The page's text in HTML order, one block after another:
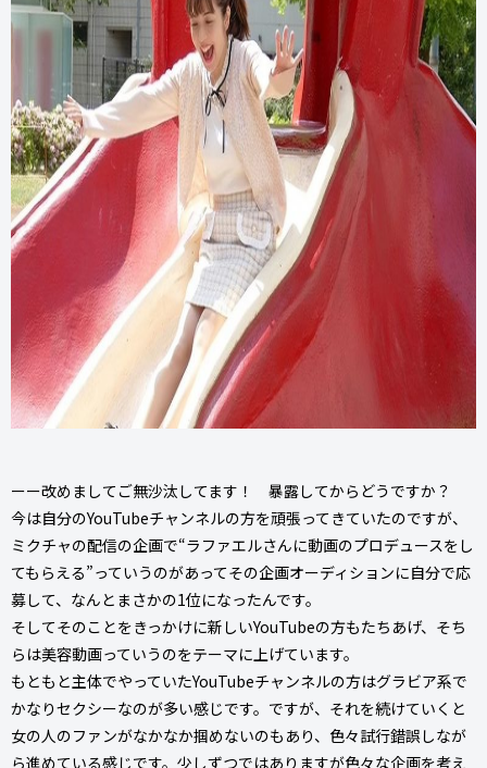
ーー改めましてご無沙汰してます！ 暴露してからどうですか？
今は自分のYouTubeチャンネルの方を頑張ってきていたのですが、
ミクチャの配信の企画で“ラファエルさんに動画のプロデュースをし
てもらえる”っていうのがあってその企画オーディションに自分で応
募して、なんとまさかの1位になったんです。
そしてそのことをきっかけに新しいYouTubeの方もたちあげ、そち
らは美容動画っていうのをテーマに上げています。
もともと主体でやっていたYouTubeチャンネルの方はグラビア系で
かなりセクシーなのが多い感じです。ですが、それを続けていくと
女の人のファンがなかなか掴めないのもあり、色々試行錯誤しなが
ら進めている感じです。少しずつではありますが色々な企画を考え